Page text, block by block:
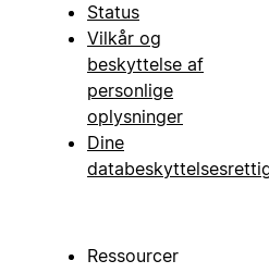
Status
Vilkår og
beskyttelse af
personlige
oplysninger
Dine
Ressourcer